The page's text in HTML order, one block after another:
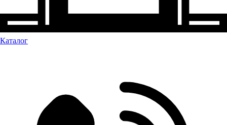
Каталог